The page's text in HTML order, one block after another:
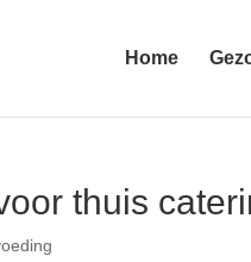
Home
thuis